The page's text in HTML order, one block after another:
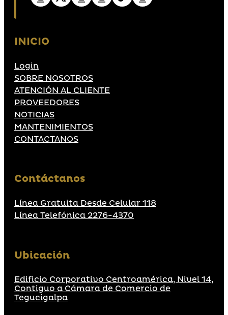
INICIO
Login
SOBRE NOSOTROS
ATENCIÓN AL CLIENTE
PROVEEDORES
NOTICIAS
MANTENIMIENTOS
CONTACTANOS
Contáctanos
Línea Gratuita Desde Celular 118
Línea Telefónica 2276-4370
Ubicación
Edificio Corporativo Centroamérica, Nivel 14,
Contiguo a Cámara de Comercio de
Tegucigalpa